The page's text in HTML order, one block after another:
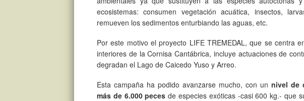
ecosistemas: consumen vegetación acuática, insectos,
remueven los sedimentos enturbiando las aguas, etc.
Por este motivo el proyecto LIFE TREMEDAL, que se centra
interiores de la Cornisa Cantábrica, incluye actuaciones de
degradan el Lago de Caicedo Yuso y Arreo.
Esta campaña ha podido avanzarse mucho, con un nivel de
más de 6.000 peces de especies exóticas -casi 600 kg.- que